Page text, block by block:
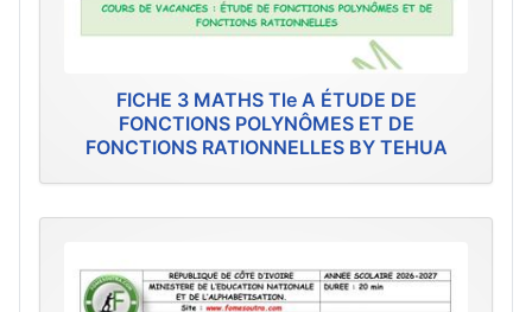
FICHE 3 MATHS Tle A ÉTUDE DE
FONCTIONS POLYNÔMES ET DE
FONCTIONS RATIONNELLES BY TEHUA